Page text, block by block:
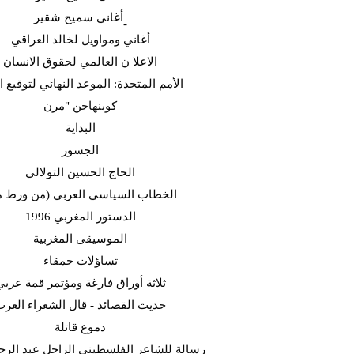
أغاني ومواويل لخالد العراقي
الاعلا ن العالمي لحقوق الانسان
الأمم المتحدة: الموعد النهائي لتوقيع
كوبنهاجن "مرن
البداية
الجسور
الحاج الحسين التولالي
(الخطاب السياسي العربي (من ورط
الدستور المغربي 1996
الموسيقى المغربية
تساؤلات حمقاء
ثلاثة أوراق فارغة ومؤتمر قمة
حديث القصائد - قال الشعراء
دموع قاتلة
رسالة للشاعر الفلسطيني الراحل عبد